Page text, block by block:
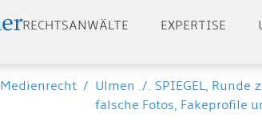
RECHTSANWÄLTE EXPERTISE
Medienrecht / Ulmen ./. SPIEGEL,
falsche Fotos, Fakeprofile